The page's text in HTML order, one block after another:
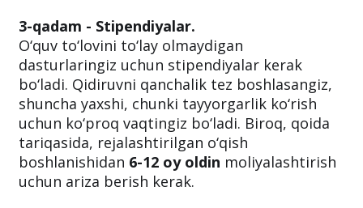
3-qadam - Stipendiyalar.
O‘quv to‘lovini to‘lay olmaydigan
dasturlaringiz uchun stipendiyalar kerak
bo‘ladi. Qidiruvni qanchalik tez boshlasangiz,
shuncha yaxshi, chunki tayyorgarlik ko‘rish
uchun ko‘proq vaqtingiz bo‘ladi. Biroq, qoida
tariqasida, rejalashtirilgan o‘qish
boshlanishidan 6-12 oy oldin moliyalashtirish
uchun ariza berish kerak.